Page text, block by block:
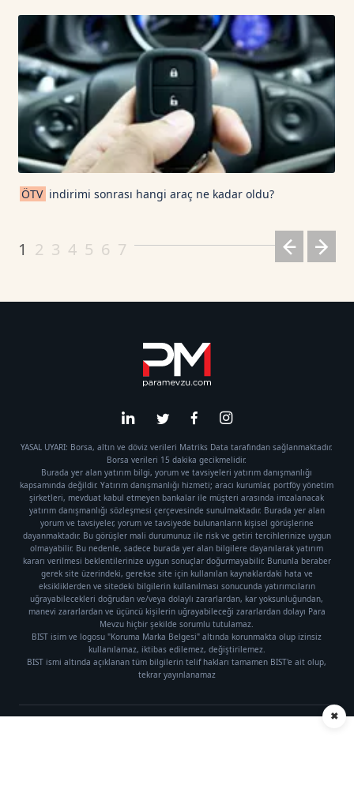
✖
ÖTV indirimi sonrası hangi araç ne kadar oldu?
1 2 3 4 5 6 7
YASAL UYARI: Borsa, altın ve döviz verileri Matriks Data tarafından sağlanmaktadır.
Borsa verileri 15 dakika gecikmelidir.
Burada yer alan yatırım bilgi, yorum ve tavsiyeleri yatırım danışmanlığı
kapsamında değildir. Yatırım danışmanlığı hizmeti; aracı kurumlar, portföy yönetim
şirketleri, mevduat kabul etmeyen bankalar ile müşteri arasında imzalanacak
yatırım danışmanlığı sözleşmesi çerçevesinde sunulmaktadır. Burada yer alan
yorum ve tavsiyeler, yorum ve tavsiyede bulunanların kişisel görüşlerine
dayanmaktadır. Bu görüşler mali durumunuz ile risk ve getiri tercihlerinize uygun
olmayabilir. Bu nedenle, sadece burada yer alan bilgilere dayanılarak yatırım
kararı verilmesi beklentilerinize uygun sonuçlar doğurmayabilir. Bununla beraber
gerek site üzerindeki, gerekse site için kullanılan kaynaklardaki hata ve
eksikliklerden ve sitedeki bilgilerin kullanılması sonucunda yatırımcıların
uğrayabilecekleri doğrudan ve/veya dolaylı zararlardan, kar yoksunluğundan,
manevi zararlardan ve üçüncü kişilerin uğrayabileceği zararlardan dolayı Para
Mevzu hiçbir şekilde sorumlu tutulamaz.
BIST isim ve logosu "Koruma Marka Belgesi" altında korunmakta olup izinsiz
kullanılamaz, iktibas edilemez, değiştirilemez.
BIST ismi altında açıklanan tüm bilgilerin telif hakları tamamen BIST'e ait olup,
tekrar yayınlanamaz